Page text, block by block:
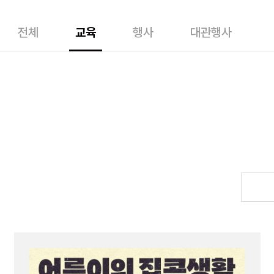
전체 교육 행사 대관행사